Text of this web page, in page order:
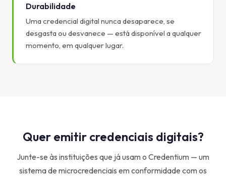
Durabilidade
Uma credencial digital nunca desaparece, se
desgasta ou desvanece — está disponível a qualquer
momento, em qualquer lugar.
Quer emitir credenciais digitais?
Junte-se às instituições que já usam o Credentium — um
sistema de microcredenciais em conformidade com os